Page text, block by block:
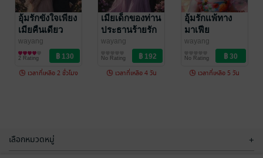
น้ำตา
wayang
นิยายรัก
2 Rating
ของฉัน
wayang
นิยายรัก
No Rating
อุ้มรักขังใจเพียง
เมียคืนเดียว
wayang
นิยายรัก
2 Rating
เวลาที่เหลือ 2 ชั่วโมง
เมียเด็กของท่าน
ประธานร้ายรัก
wayang
No Rating
เวลาที่เหลือ 4 วัน
อุ้มรักแพ้ทาง
มาเฟีย
wayang
No Rating
เวลาที่เหลือ 5 วัน
เลือกหมวดหมู่ +